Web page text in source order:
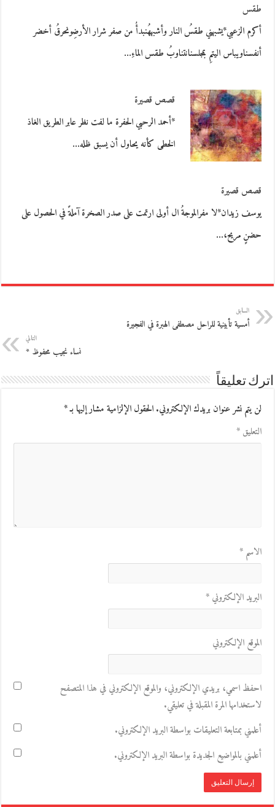
طقس
أكرم الزعبي*يشبهني طقسُ النار وأشبههُنبدأُ من صفر شرار الأرضِونحرقُ أخضر
أنفسناويباس اليتمِ بمجلسنانتناوبُ طقس الماءِ…
قصص قصيرة
*أحمد الرحبي الحفرة ما لفت نظر عابر الطريق الغاذ
الخطى كأنه يحاول أن يسبق ظله…
قصص قصيرة
يوسف زيدان*لا مفرالموجةُ ال أولى ارتمت على صدر الصخرة آملةً في الحصول على
حضنٍ مريح،…
السابق
أمسية تأبينية للراحل مصطفى الهبرة في الفجيرة
التالي
نساء نجيب محفوظ *
اترك تعليقاً
لن يتم نشر عنوان بريدك الإلكتروني.الحقول الإلزامية مشار إليها بـ*
التعليق*
الاسم*
البريد الإلكتروني*
الموقع الإلكتروني
احفظ اسمي، بريدي الإلكتروني، والموقع الإلكتروني في هذا المتصفح
لاستخدامها المرة المقبلة في تعليقي.
أعلمني بمتابعة التعليقات بواسطة البريد الإلكتروني.
أعلمني بالمواضيع الجديدة بواسطة البريد الإلكتروني.